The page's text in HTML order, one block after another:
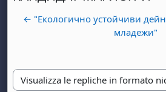
← "Екологично устойчиви
младежи"
Modalità visualizzazione